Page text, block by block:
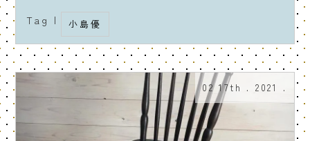
Tag | 小島優
02 17th . 2021 .